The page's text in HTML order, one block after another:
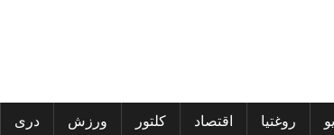
روغتیا اقتصاد کلتور ورزش دری